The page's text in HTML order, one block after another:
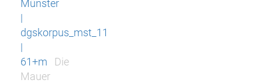
Münster
|
dgskorpus_mst_11
|
61+m
Die
Mauer